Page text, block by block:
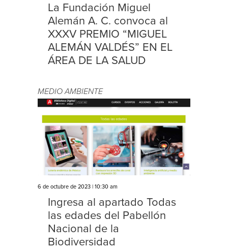
La Fundación Miguel
Alemán A. C. convoca al
XXXV PREMIO “MIGUEL
ALEMÁN VALDÉS” EN EL
ÁREA DE LA SALUD
MEDIO AMBIENTE
6 de octubre de 2023 | 10:30 am
Ingresa al apartado Todas
las edades del Pabellón
Nacional de la
Biodiversidad